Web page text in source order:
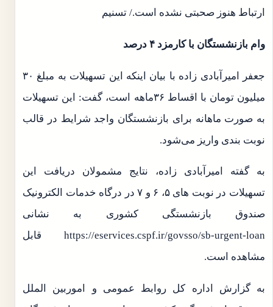
ارتباط هنوز صحبتی نشده است./ تسنیم
وام بازنشستگان با کارمزد ۴ درصد
جعفر امیرآبادی زاده با بیان اینکه این تسهیلات به مبلغ ۳۰
میلیون تومان با اقساط ۳۶ماهه است، گفت: این تسهیلات
به صورت ماهانه برای بازنشستگان واجد شرایط در قالب
نوبت بندی واریز می‌شود.
به گفته امیرآبادی زاده، نتایج مشمولان دریافت این
تسهیلات در نوبت های ۵، ۶ و ۷ در درگاه خدمات الکترونیک
صندوق بازنشستگی کشوری به نشانی
https://eservices.cspf.ir/govsso/sb-urgent-loan قابل
مشاهده است.
به گزارش اداره کل روابط عمومی و اموربین الملل